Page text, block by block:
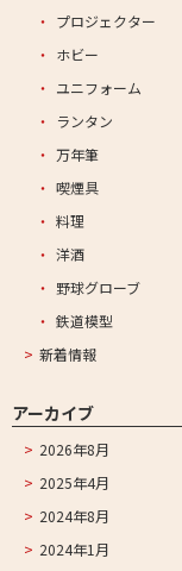
プロジェクター
ホビー
ユニフォーム
ランタン
万年筆
喫煙具
料理
洋酒
野球グローブ
鉄道模型
新着情報
アーカイブ
2026年8月
2025年4月
2024年8月
2024年1月